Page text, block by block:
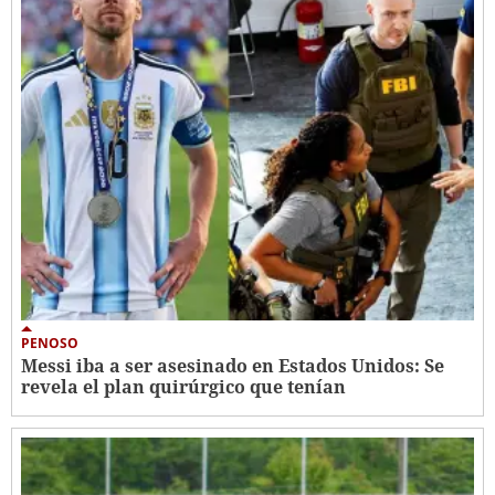
PENOSO
Messi iba a ser asesinado en Estados Unidos: Se
revela el plan quirúrgico que tenían